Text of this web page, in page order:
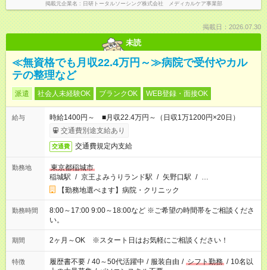
掲載元企業名 日研トータルソーシング株式会社 メディカルケア事業部
掲載日：2026.07.30
未読
≪無資格でも月収22.4万円～≫病院で受付やカル
テの整理など
派遣 社会人未経験OK ブランクOK WEB登録・面接OK
給与
時給1400円～ ■月収22.4万円～（日収1万1200円×20日）
交通費別途支給あり
交通費 交通費規定内支給
勤務地
東京都稲城市
稲城駅 / 京王よみうりランド駅 / 矢野口駅 / …
【勤務地選べます】病院・クリニック
勤務時間
8:00～17:00 9:00～18:00など ※ご希望の時間帯をご相談くださ
い。
期間 2ヶ月～OK ※スタート日はお気軽にご相談ください！
特徴 履歴書不要 / 40～50代活躍中 / 服装自由 / シフト勤務 / 10名以